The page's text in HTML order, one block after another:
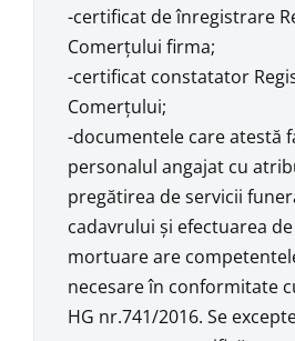
-certificat de înregistrare
Comerţului firma;
-certificat constatator
Comerţului;
-documentele care atestă
personalul angajat cu
pregătirea de servicii
cadavrului şi efectuarea
mortuare are
necesare în conformitate
HG nr.741/2016. Se